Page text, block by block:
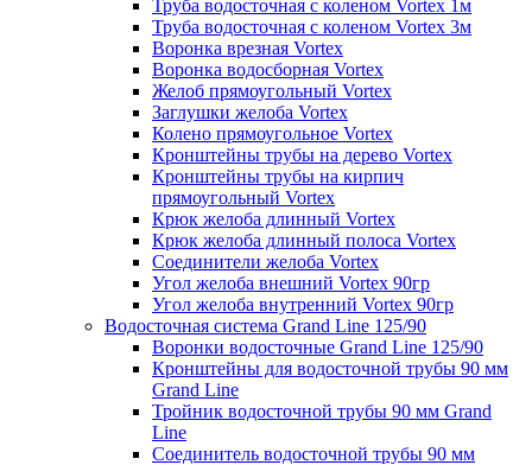
Труба водосточная с коленом Vortex 1м
Труба водосточная с коленом Vortex 3м
Воронка врезная Vortex
Воронка водосборная Vortex
Желоб прямоугольный Vortex
Заглушки желоба Vortex
Колено прямоугольное Vortex
Кронштейны трубы на дерево Vortex
Кронштейны трубы на кирпич
прямоугольный Vortex
Крюк желоба длинный Vortex
Крюк желоба длинный полоса Vortex
Соединители желоба Vortex
Угол желоба внешний Vortex 90гр
Угол желоба внутренний Vortex 90гр
Водосточная система Grand Line 125/90
Воронки водосточные Grand Line 125/90
Кронштейны для водосточной трубы 90 мм
Grand Line
Тройник водосточной трубы 90 мм Grand
Line
Соединитель водосточной трубы 90 мм